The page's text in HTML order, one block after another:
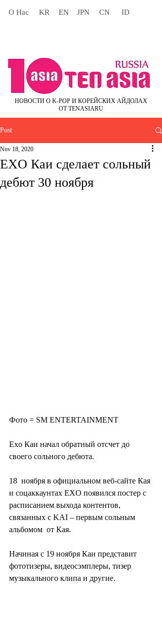
О Нас KR EN JPN CN ID
НОВОСТИ О K-POP И КОРЕЙСКИХ АЙДОЛАХ
ОТ TENASIARU
Post
EXO Каи сделает сольный
дебют 30 ноября
Nov 18, 2020
Фото = SM ENTERTAINMENT
Exo Каи начал обратный отсчет до
своего сольного дебюта.
18  ноября в официальном веб-сайте Кая
и соцаккаунтах EXO появился постер с
расписанием выхода контентов,
связанных с KAI – первым сольным
альбомом  от Кая.
Начиная с 19 ноября Каи представит
фототизеры, видеосэмплеры, тизер
музыкального клипа и другие.